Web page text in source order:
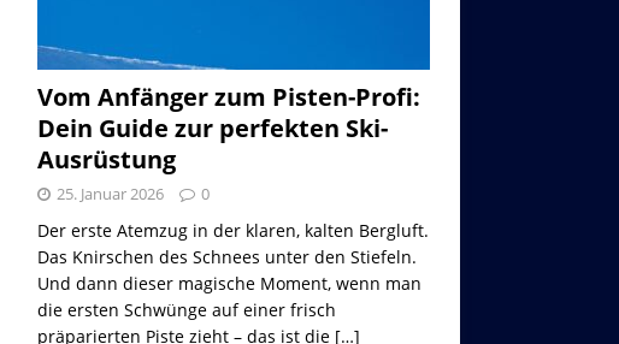
Vom Anfänger zum Pisten-Profi:
Dein Guide zur perfekten Ski-
Ausrüstung
25. Januar 2026 0
Der erste Atemzug in der klaren, kalten Bergluft.
Das Knirschen des Schnees unter den Stiefeln.
Und dann dieser magische Moment, wenn man
die ersten Schwünge auf einer frisch
präparierten Piste zieht – das ist die […]